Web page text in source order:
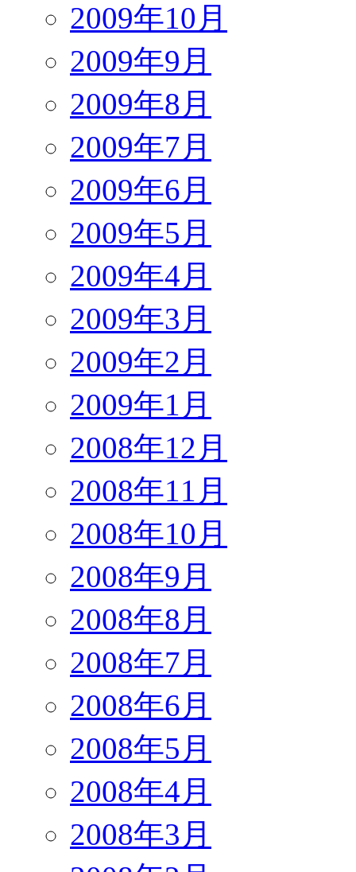
2009年10月
2009年9月
2009年8月
2009年7月
2009年6月
2009年5月
2009年4月
2009年3月
2009年2月
2009年1月
2008年12月
2008年11月
2008年10月
2008年9月
2008年8月
2008年7月
2008年6月
2008年5月
2008年4月
2008年3月